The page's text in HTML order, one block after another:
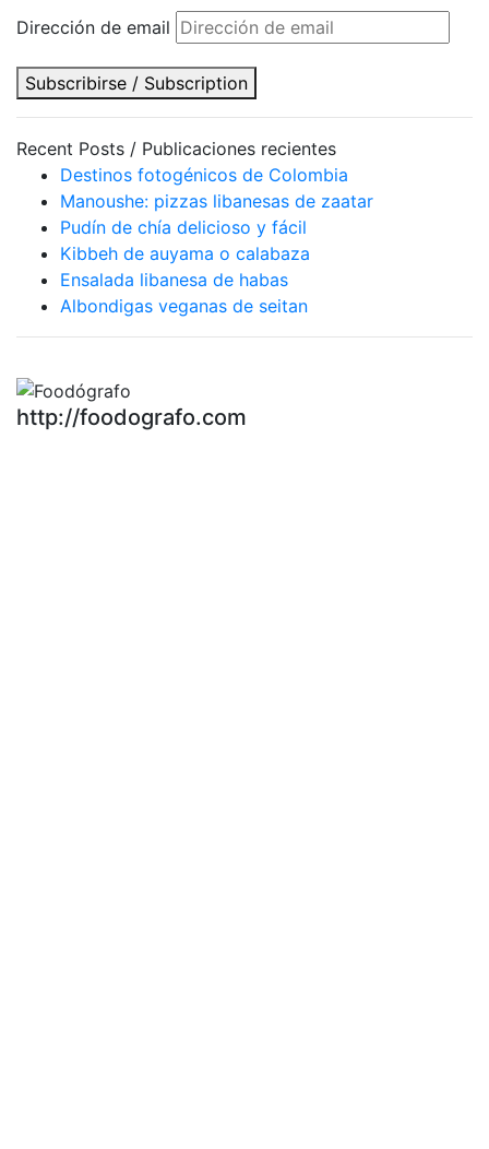
Dirección de email
Subscribirse / Subscription
Recent Posts / Publicaciones recientes
Destinos fotogénicos de Colombia
Manoushe: pizzas libanesas de zaatar
Pudín de chía delicioso y fácil
Kibbeh de auyama o calabaza
Ensalada libanesa de habas
Albondigas veganas de seitan
http://foodografo.com